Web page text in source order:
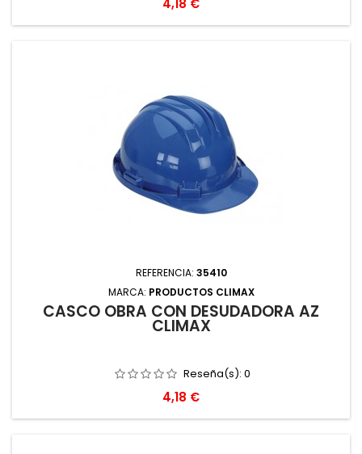
4,18 €
REFERENCIA: 35410
MARCA: PRODUCTOS CLIMAX
CASCO OBRA CON DESUDADORA AZ
CLIMAX
Reseña(s): 0
Precio
4,18 €